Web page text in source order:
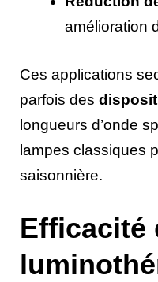
amélioration
Ces applications
parfois des
longueurs d’onde
lampes classiques
saisonnière.
Efficacité